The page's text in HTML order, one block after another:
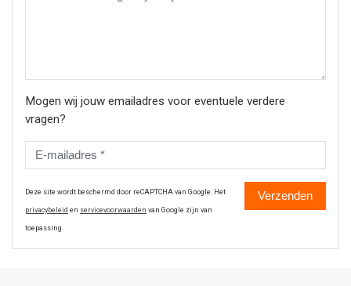
Mogen wij jouw emailadres voor eventuele verdere
vragen?
Verzenden
Deze site wordt beschermd door reCAPTCHA van Google. Het
privacybeleid en servicevoorwaarden van Google zijn van
toepassing.